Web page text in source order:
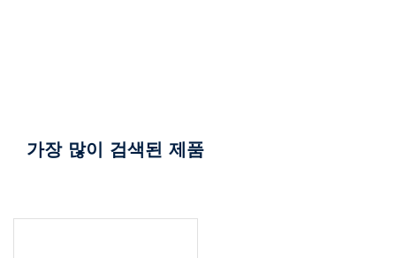
가장 많이 검색된 제품